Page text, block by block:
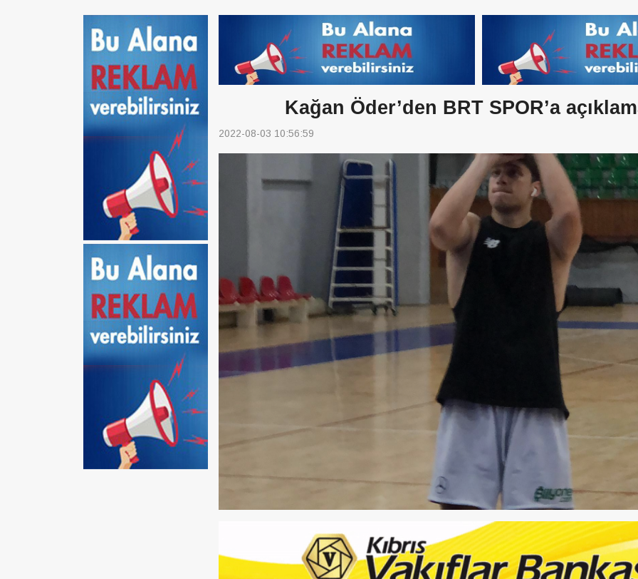
Kağan Öder’den BRT SPOR’a
2022-08-03 10:56:59